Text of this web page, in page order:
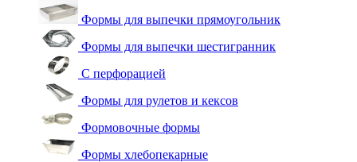
Формы для выпечки прямоугольник
Формы для выпечки шестигранник
С перфорацией
Формы для рулетов и кексов
Формовочные формы
Формы хлебопекарные